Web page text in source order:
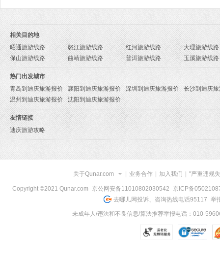
相关目的地
昭通旅游线路
怒江旅游线路 红河旅游线路
大理旅游线路
保山旅游线路
曲靖旅游线路 普洱旅游线路 玉溪旅游线路
热门出发城市
青岛到迪庆旅游报价
襄阳到迪庆旅游报价 深圳到迪庆旅游报价
长沙到迪庆
温州到迪庆旅游报价
沈阳到迪庆旅游报价
友情链接
迪庆旅游攻略
关于Qunar.com 业务合作 加入我们 "严重违规
Copyright ©2021 Qunar.com 京公网安备11010802030542
京ICP备
去哪儿网投诉、咨询热线电话95117 举
未成年人/违法和不良信息/算法推荐举报电话：010-